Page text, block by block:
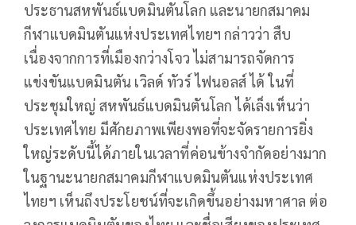
ประธานสหพันธ์แบดมินตันโลก และนายกสมาคม
กีฬาแบดมินตันแห่งประเทศไทยฯ กล่าวว่า สืบ
เนื่องจากการที่เมืองกว่างโจว ไม่สามารถจัดการ
แข่งขันแบดมินตัน เวิลด์ ทัวร์ ไฟนอลส์ ได้ ในที่
ประชุมใหญ่ สหพันธ์แบดมินตันโลก ได้เล็งเห็นว่า
ประเทศไทย มีศักยภาพเพียงพอที่จะจัดรายการยิ่ง
ใหญ่ระดับนี้ได้ภายในเวลาที่ค่อนข้างจำกัดอย่างมาก
ในฐานะนายกสมาคมกีฬาแบดมินตันแห่งประเทศ
ไทยฯ เห็นถึงประโยชน์ที่จะเกิดขึ้นอย่างมหาศาล ต่อ